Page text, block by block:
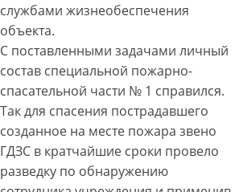
службами жизнеобеспечения
объекта.
С поставленными задачами личный
состав специальной пожарно-
спасательной части № 1 справился.
Так для спасения пострадавшего
созданное на месте пожара звено
ГДЗС в кратчайшие сроки провело
разведку по обнаружению